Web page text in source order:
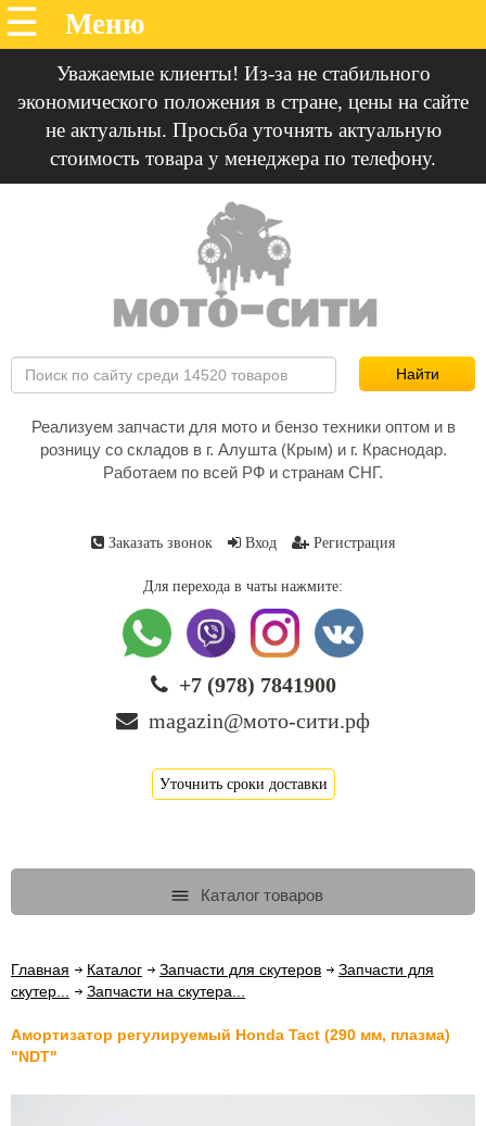
Уважаемые клиенты! Из-за не стабильного
экономического положения в стране, цены на сайте
не актуальны. Просьба уточнять актуальную
стоимость товара у менеджера по телефону.
Реализуем запчасти для мото и бензо техники оптом и в
розницу со складов в г. Алушта (Крым) и г. Краснодар.
Работаем по всей РФ и странам СНГ.
Заказать звонок Вход Регистрация
Для перехода в чаты нажмите:
+7 (978) 7841900
magazin@мото-сити.рф
Уточнить сроки доставки
Каталог товаров
Главная Каталог Запчасти для скутеров
Запчасти для
скутер...
Запчасти на скутера...
Амортизатор регулируемый Honda Tact (290 мм, плазма)
"NDT"